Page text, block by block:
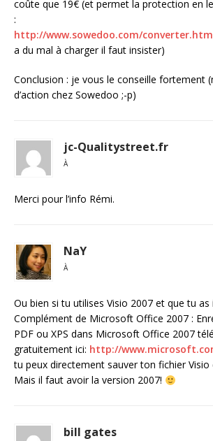
coûte que 19€ (et permet la protection en
:
http://www.sowedoo.com/converter.htm
a du mal à charger il faut insister)
Conclusion : je vous le conseille fortement
d’action chez Sowedoo ;-p)
jc-Qualitystreet.fr
À
Merci pour l’info Rémi.
NaY
À
Ou bien si tu utilises Visio 2007 et que tu as
Complément de Microsoft Office 2007 :
PDF ou XPS dans Microsoft Office 2007
gratuitement ici: http://
tu peux directement sauver ton fichier Visio
Mais il faut avoir la version 2007!
bill gates